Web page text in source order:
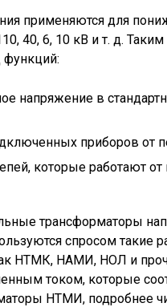
применяются для
40, 6, 10 кВ и т. д. Таким
функций:
напряжение в
приборов от
которые работают от
трансформаторы
спросом такие
НТМК, НАМИ, НОЛ и
током, которые
НТМИ, подробнее